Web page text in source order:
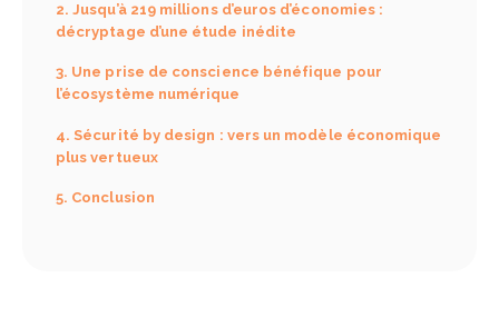
2. Jusqu’à 219 millions d’euros d’économies :
décryptage d’une étude inédite
3. Une prise de conscience bénéfique pour
l’écosystème numérique
4. Sécurité by design : vers un modèle économique
plus vertueux
5. Conclusion